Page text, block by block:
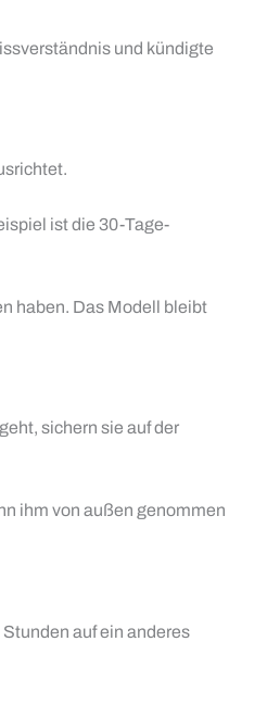
und kündigte
ist die 30-Tage-
haben. Das Modell bleibt
sichern sie auf der
ihm von außen genommen
auf ein anderes